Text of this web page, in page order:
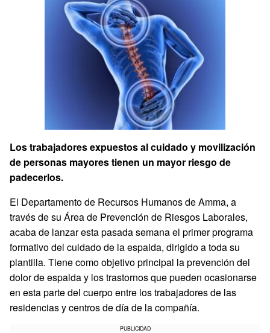
Los trabajadores expuestos al cuidado y movilización
de personas mayores tienen un mayor riesgo de
padecerlos.
El Departamento de Recursos Humanos de Amma, a
través de su Área de Prevención de Riesgos Laborales,
acaba de lanzar esta pasada semana el primer programa
formativo del cuidado de la espalda, dirigido a toda su
plantilla. Tiene como objetivo principal la prevención del
dolor de espalda y los trastornos que pueden ocasionarse
en esta parte del cuerpo entre los trabajadores de las
residencias y centros de día de la compañía.
PUBLICIDAD